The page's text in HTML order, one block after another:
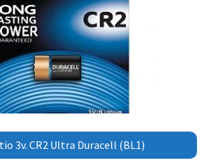
3v. CR2 Ultra Duracell (BL1)